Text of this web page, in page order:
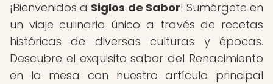
¡Bienvenidos a Siglos de Sabor! Sumérgete en
un viaje culinario único a través de recetas
históricas de diversas culturas y épocas.
Descubre el exquisito sabor del Renacimiento
en la mesa con nuestro artículo principal